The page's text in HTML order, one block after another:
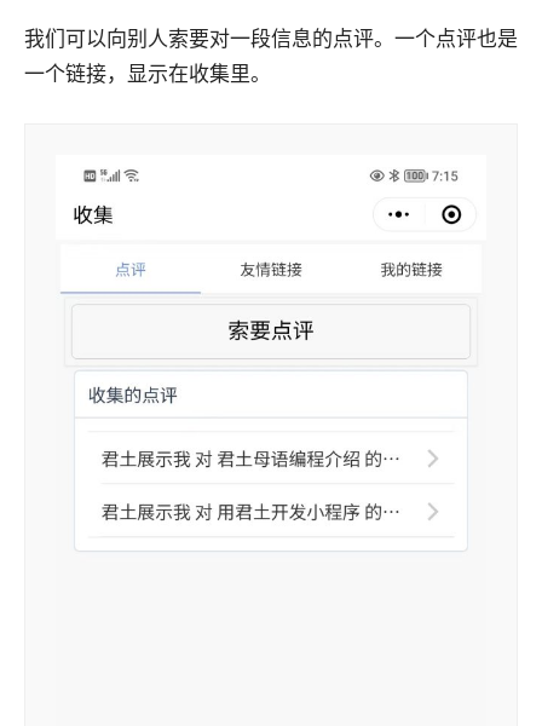
我们可以向别人索要对一段信息的点评。一个点评也是
一个链接，显示在收集里。